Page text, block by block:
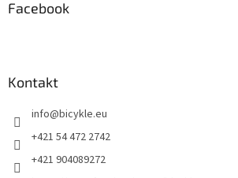
Facebook
Kontakt
info@bicykle.eu
+421 54 472 2742
+421 904089272